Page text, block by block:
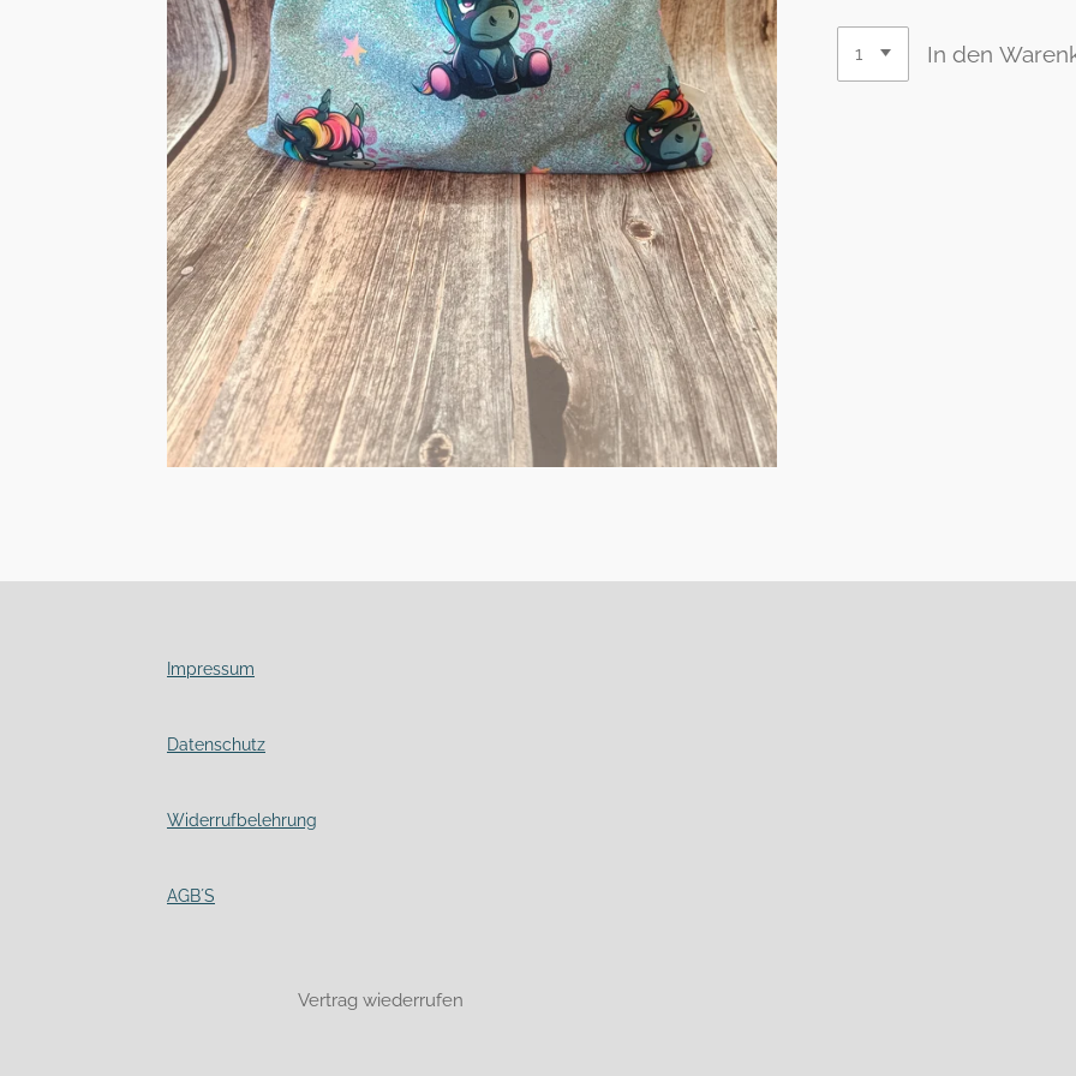
In den
Impressum
Datenschutz
Widerrufbelehrung
AGB´S
Vertrag wiederrufen